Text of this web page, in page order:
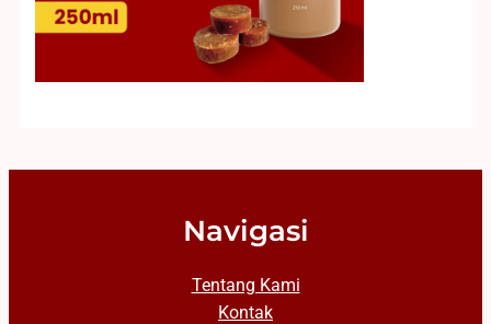
Navigasi
Tentang Kami
Kontak